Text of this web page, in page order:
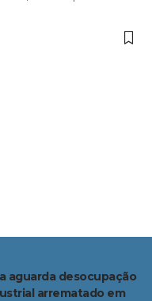
aguarda desocupação
arrematado em